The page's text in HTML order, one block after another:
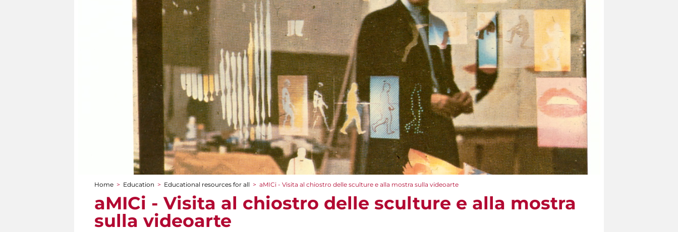
You are here
Home > Education > Educational resources for all > aMICi - Visita al chiostro delle sculture e alla mostra sulla videoarte
aMICi - Visita al chiostro delle sculture e alla mostra
sulla videoarte